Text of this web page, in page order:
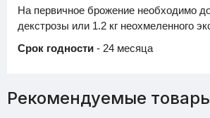
На первичное брожение необходимо
декстрозы или 1.2 кг неохмеленного
Срок годности - 24 месяца
Рекомендуемые